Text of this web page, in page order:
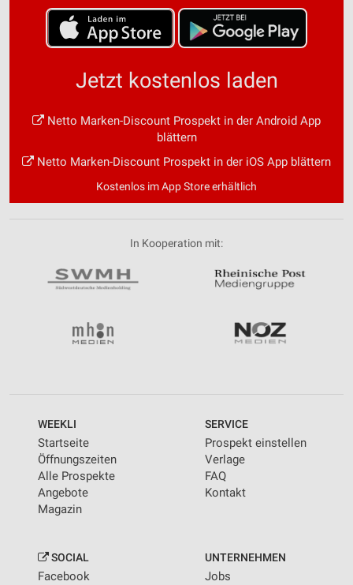
Jetzt kostenlos laden
Netto Marken-Discount Prospekt in der Android App
blättern
Netto Marken-Discount Prospekt in der iOS App blättern
Kostenlos im App Store erhältlich
In Kooperation mit:
WEEKLI
Startseite
Öffnungszeiten
Alle Prospekte
Angebote
Magazin
SERVICE
Prospekt einstellen
Verlage
FAQ
Kontakt
SOCIAL
Facebook
UNTERNEHMEN
Jobs